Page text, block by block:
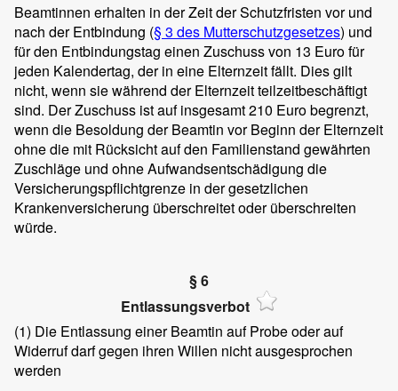
Beamtinnen erhalten in der Zeit der Schutzfristen vor und
nach der Entbindung (§ 3 des Mutterschutzgesetzes) und
für den Entbindungstag einen Zuschuss von 13 Euro für
jeden Kalendertag, der in eine Elternzeit fällt. Dies gilt
nicht, wenn sie während der Elternzeit teilzeitbeschäftigt
sind. Der Zuschuss ist auf insgesamt 210 Euro begrenzt,
wenn die Besoldung der Beamtin vor Beginn der Elternzeit
ohne die mit Rücksicht auf den Familienstand gewährten
Zuschläge und ohne Aufwandsentschädigung die
Versicherungspflichtgrenze in der gesetzlichen
Krankenversicherung überschreitet oder überschreiten
würde.
§ 6
Entlassungsverbot
(1) Die Entlassung einer Beamtin auf Probe oder auf
Widerruf darf gegen ihren Willen nicht ausgesprochen
werden